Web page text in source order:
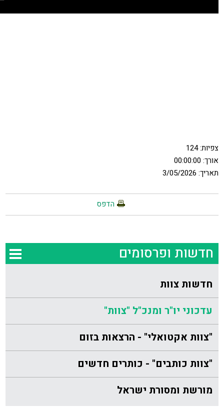
צפיות:124
אורך: 00:00:00
תאריך: 3/05/2026
הדפס
חדשות ופרסומים
חדשות צוות
עדכוני יו"ר ומנכ"ל "צוות"
"צוות אקטואלי" - הרצאות בזום
"צוות כותבים" - כותרים חדשים
מורשת ומסורת ישראל